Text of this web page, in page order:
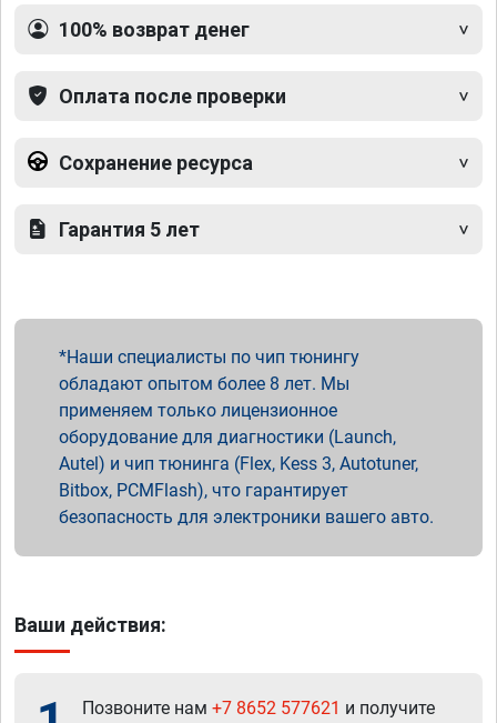
100% возврат денег
Оплата после проверки
Сохранение ресурса
Гарантия 5 лет
Наши специалисты по чип тюнингу
обладают опытом более 8 лет. Мы
применяем только лицензионное
оборудование для диагностики (Launch,
Autel) и чип тюнинга (Flex, Kess 3, Autotuner,
Bitbox, PCMFlash), что гарантирует
безопасность для электроники вашего авто.
Ваши действия:
Позвоните нам +7 8652 577621 и получите